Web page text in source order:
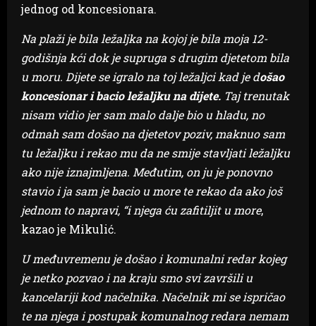
jednog od koncesionara.
Na plaži je bila ležaljka na kojoj je bila moja 12-
godišnja kći dok je supruga s drugim djetetom bila
u moru. Dijete se igralo na toj ležaljci kad je došao
koncesionar i bacio ležaljku na dijete. Taj trenutak
nisam vidio jer sam malo dalje bio u hladu, no
odmah sam došao na djetetov poziv, maknuo sam
tu ležaljku i rekao mu da ne smije stavljati ležaljku
ako nije iznajmljena. Međutim, on ju je ponovno
stavio i ja sam je bacio u more te rekao da ako još
jednom to napravi, “i njega ću zafitiljit u more,
kazao je Mikulić.
U međuvremenu je došao i komunalni redar kojeg
je netko pozvao i na kraju smo svi završili u
kancelariji kod načelnika. Načelnik mi se ispričao
te na njega i postupak komunalnog redara nemam